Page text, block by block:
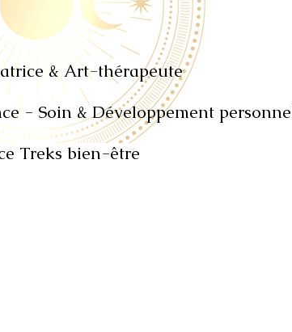
& Art-thérapeute
- Soin & Développement
Treks bien-être